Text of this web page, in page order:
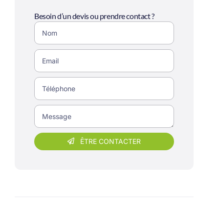
Besoin d’un devis ou prendre contact ?
ÊTRE CONTACTER